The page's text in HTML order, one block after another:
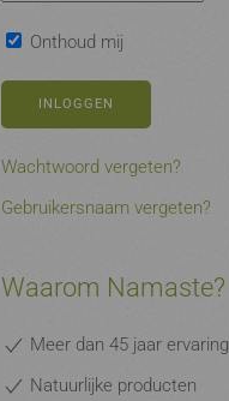
Onthoud mij
INLOGGEN
Wachtwoord vergeten?
Gebruikersnaam vergeten?
Waarom Namaste?
Meer dan 45 jaar ervaring
Natuurlijke producten